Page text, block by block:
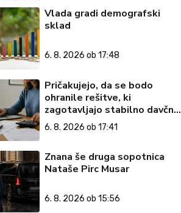
Vlada gradi demografski
sklad
6. 8. 2026 ob 17:48
Pričakujejo, da se bodo
ohranile rešitve, ki
zagotavljajo stabilno davčno
okolje
6. 8. 2026 ob 17:41
Znana še druga sopotnica
Nataše Pirc Musar
6. 8. 2026 ob 15:56